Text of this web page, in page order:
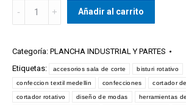
CORTADOR
RODAJA
quantity
Añadir al carrito
Categoría: PLANCHA INDUSTRIAL Y PARTES
Etiquetas:
accesorios sala de corte bisturi rotativo
confeccion textil medellin confecciones cortador
cortador rotativo diseño de modas herramientas